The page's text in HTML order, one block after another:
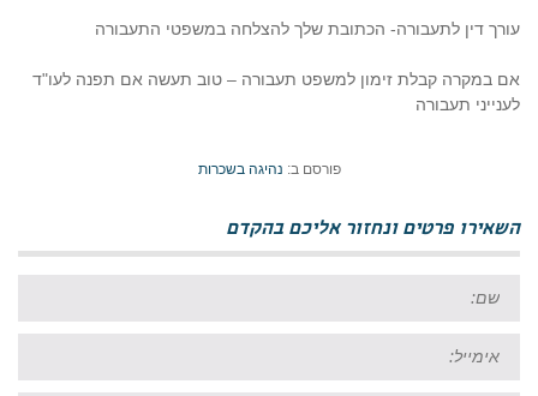
עורך דין לתעבורה- הכתובת שלך להצלחה במשפטי התעבורה
אם במקרה קבלת זימון למשפט תעבורה – טוב תעשה אם תפנה לעו"ד
לענייני תעבורה
פורסם ב: נהיגה בשכרות
השאירו פרטים ונחזור אליכם בהקדם